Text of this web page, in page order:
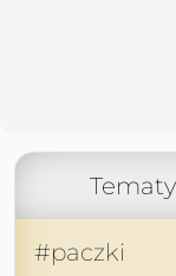
#paczki